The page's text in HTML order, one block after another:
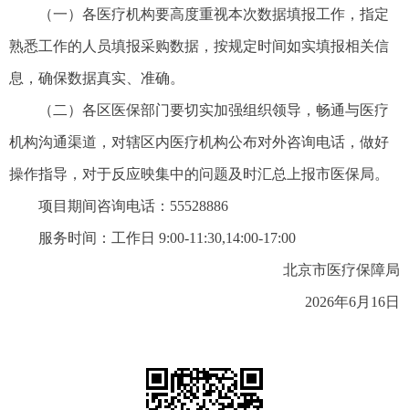
（一）各医疗机构要高度重视本次数据填报工作，指定
熟悉工作的人员填报采购数据，按规定时间如实填报相关信
息，确保数据真实、准确。
（二）各区医保部门要切实加强组织领导，畅通与医疗
机构沟通渠道，对辖区内医疗机构公布对外咨询电话，做好
操作指导，对于反应映集中的问题及时汇总上报市医保局。
项目期间咨询电话：55528886
服务时间：工作日 9:00-11:30,14:00-17:00
北京市医疗保障局
2026年6月16日